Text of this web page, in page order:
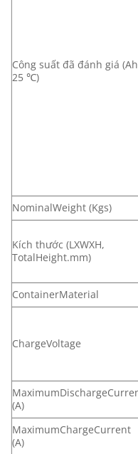
Công suất đã đánh giá
25 ℃)
NominalWeight (Kgs)
Kích thước (LXWXH,
TotalHeight.mm)
ContainerMaterial
ChargeVoltage
(A)
MaximumChargeCurrent
(A)